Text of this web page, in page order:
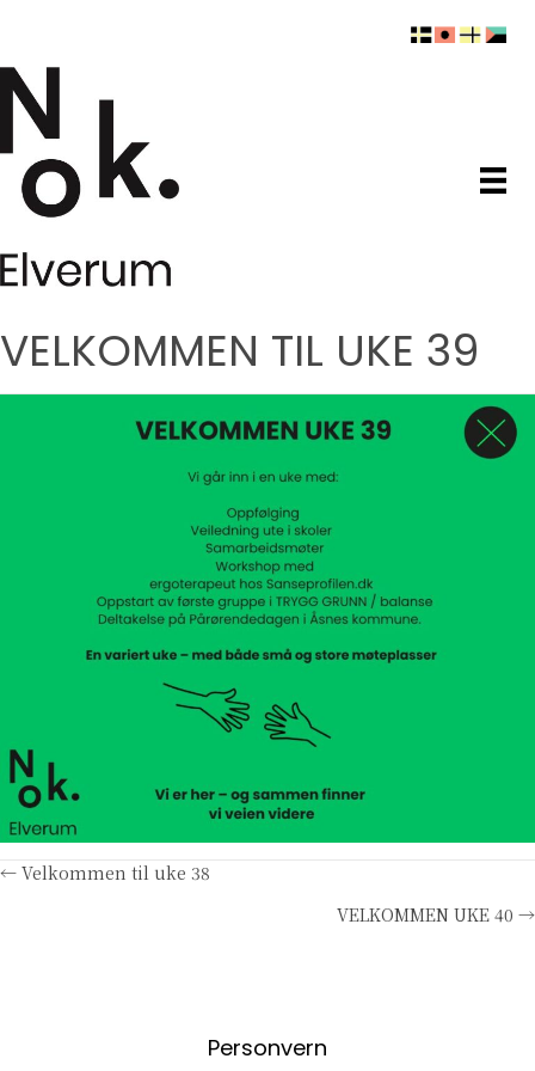
VELKOMMEN TIL UKE 39
Posts
← Velkommen til uke 38
VELKOMMEN UKE 40 →
Personvern